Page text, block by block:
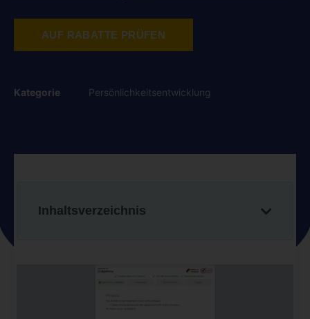
AUF RABATTE PRÜFEN
Kategorie Persönlichkeitsentwicklung
Inhaltsverzeichnis